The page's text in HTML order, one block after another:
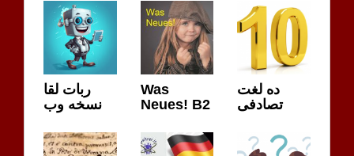
ربات لقا
نسخه وب
Was
Neues! B2
ده لغت
تصادفی